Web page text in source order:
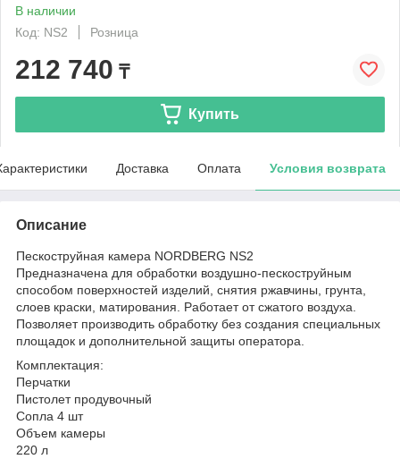
В наличии
Код: NS2
Розница
212 740 ₸
Купить
Доставка Оплата Условия возврата
Описание
Пескоструйная камера NORDBERG NS2
Предназначена для обработки воздушно-пескоструйным
способом поверхностей изделий, снятия ржавчины, грунта,
слоев краски, матирования. Работает от сжатого воздуха.
Позволяет производить обработку без создания специальных
площадок и дополнительной защиты оператора.
Комплектация:
Перчатки
Пистолет продувочный
Сопла 4 шт
Объем камеры
220 л